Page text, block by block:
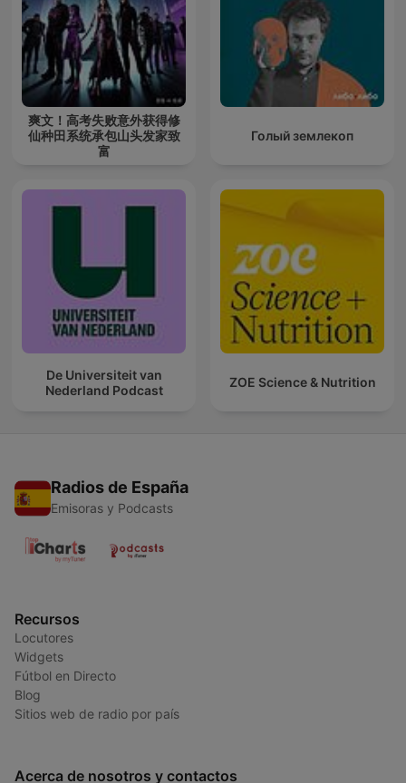
爽文！高考失败意外获得修
仙种田系统承包山头发家致
富
Голый землекоп
De Universiteit van
Nederland Podcast
ZOE Science & Nutrition
Radios de España
Emisoras y Podcasts
Recursos
Locutores
Widgets
Fútbol en Directo
Blog
Sitios web de radio por país
Acerca de nosotros y contactos